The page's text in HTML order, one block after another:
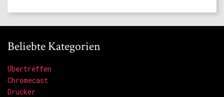
Beliebte Kategorien
Übertreffen
Chromecast
Drucker